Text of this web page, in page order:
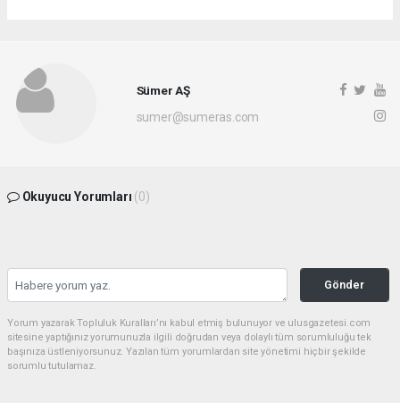
Sümer AŞ
sumer@sumeras.com
Okuyucu Yorumları (0)
Gönder
Yorum yazarak Topluluk Kuralları’nı kabul etmiş bulunuyor ve ulusgazetesi.com
sitesine yaptığınız yorumunuzla ilgili doğrudan veya dolaylı tüm sorumluluğu tek
başınıza üstleniyorsunuz. Yazılan tüm yorumlardan site yönetimi hiçbir şekilde
sorumlu tutulamaz.